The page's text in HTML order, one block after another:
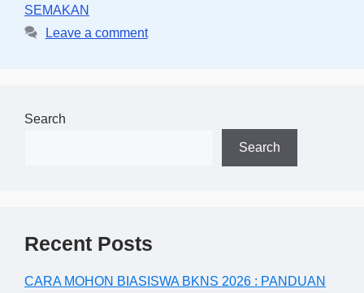
SEMAKAN
Leave a comment
Search
Search
Recent Posts
CARA MOHON BIASISWA BKNS 2026 : PANDUAN